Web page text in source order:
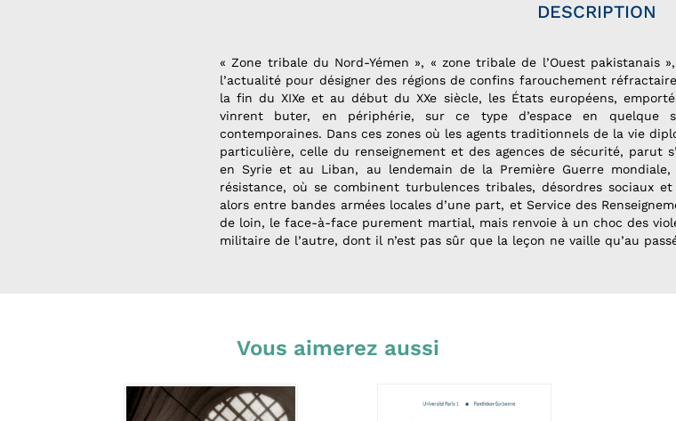
DESCRIPTION
« Zone tribale du Nord-Yémen », « zone tribale de l’Ouest pakistanais
l’actualité pour désigner des régions de confins farouchement
la fin du XIXe et au début du XXe siècle, les États européens,
vinrent buter, en périphérie, sur ce type d’espace en quelque
contemporaines. Dans ces zones où les agents traditionnels de la vie
particulière, celle du renseignement et des agences de sécurité, parut
en Syrie et au Liban, au lendemain de la Première Guerre
résistance, où se combinent turbulences tribales, désordres sociaux
alors entre bandes armées locales d’une part, et Service des
de loin, le face-à-face purement martial, mais renvoie à un choc des
militaire de l’autre, dont il n’est pas sûr que la leçon ne vaille qu’au
Vous aimerez aussi